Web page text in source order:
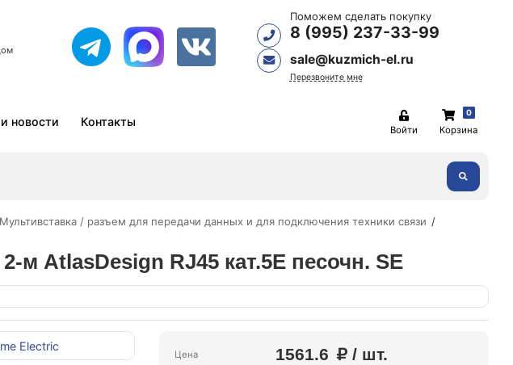
Поможем сделать покупку
8 (995) 237-33-99
sale@kuzmich-el.ru
Перезвоните мне
новости Контакты
Войти
0
Корзина
Мультивставка / разъем для передачи данных и для подключения техники связи
м AtlasDesign RJ45 кат.5E песочн. SE
Electric
Цена 1561.6 / шт.